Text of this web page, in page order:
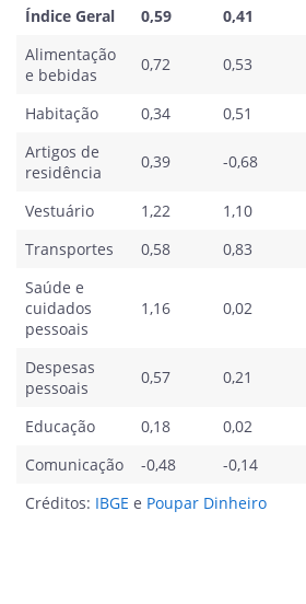
Índice Geral 0,59 0,41
Alimentação
e bebidas
0,72 0,53
Habitação 0,34 0,51
Artigos de
residência
0,39 -0,68
Vestuário 1,22 1,10
Transportes
0,58 0,83
Saúde e
cuidados
pessoais
1,16 0,02
Despesas
pessoais
0,57 0,21
Educação 0,18 0,02
Comunicação
-0,48 -0,14
Créditos: IBGE e Poupar Dinheiro